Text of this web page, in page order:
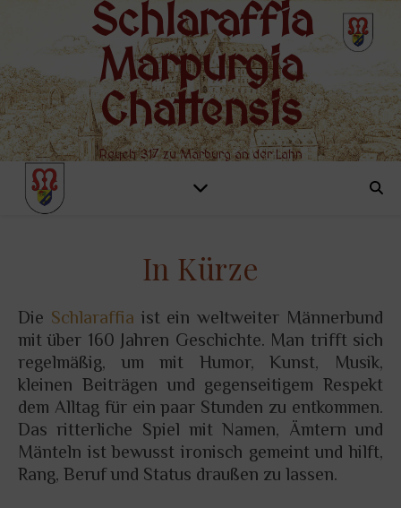
Schlaraffia
Marpurgia
Chattensis
Reych 317 zu Marburg an der Lahn
In Kürze
Die Schlaraffia ist ein weltweiter Männerbund
mit über 160 Jahren Geschichte. Man trifft sich
regelmäßig, um mit Humor, Kunst, Musik,
kleinen Beiträgen und gegenseitigem Respekt
dem Alltag für ein paar Stunden zu entkommen.
Das ritterliche Spiel mit Namen, Ämtern und
Mänteln ist bewusst ironisch gemeint und hilft,
Rang, Beruf und Status draußen zu lassen.